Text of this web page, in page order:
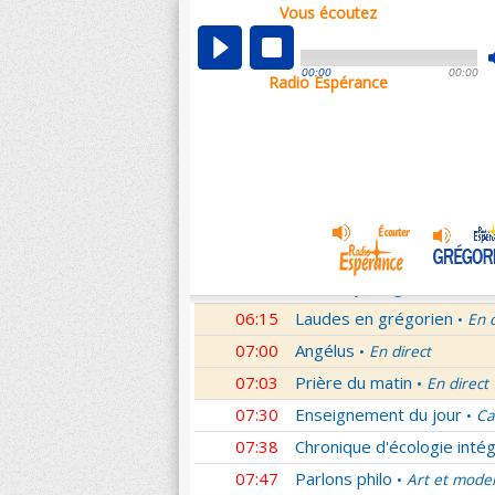
Vous écoutez
00:00 00:00
Radio Espérance
00:02
01:00 Hymne acathiste à la
01:48 Méditation en Eglise
Les conférences de la
A l'écoute de Pierre
Rencontre • Père Pierre Le
06:15 Laudes en grégorien • En
07:00 Angélus • En direct
07:03 Prière du matin • En direct
07:30 Enseignement du jour •
07:38 Chronique d'écologie
07:47 Parlons philo • Art et